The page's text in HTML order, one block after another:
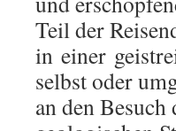
Teil der
in einer
selbst oder
an den